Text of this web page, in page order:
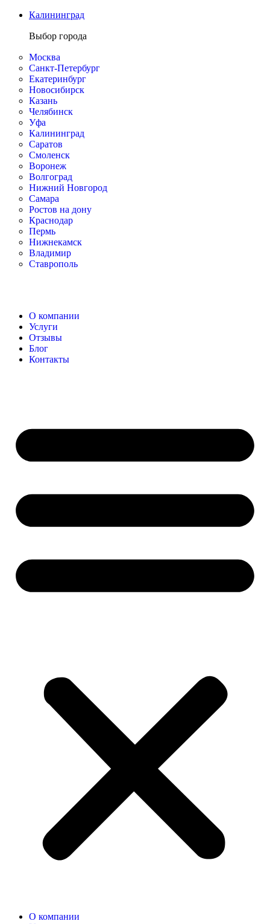
Калининград
Выбор города
Москва
Санкт-Петербург
Екатеринбург
Новосибирск
Казань
Челябинск
Уфа
Калининград
Саратов
Смоленск
Воронеж
Волгоград
Нижний Новгород
Самара
Ростов на дону
Краснодар
Пермь
Нижнекамск
Владимир
Ставрополь
О компании
Услуги
Отзывы
Блог
Контакты
О компании